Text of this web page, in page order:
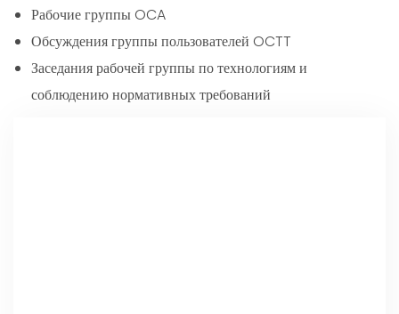
Рабочие группы OCA
Обсуждения группы пользователей OCTT
Заседания рабочей группы по технологиям и
соблюдению нормативных требований